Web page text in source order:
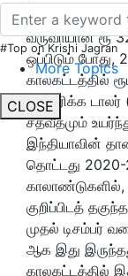
#Top on Krishi Jagran
More Topics
CLOSE
முந்தைய
வருவாயான ரூ
ஒப்பிடும் போது,
காலகட்டத்தில்
அமெரிக்க டாலர்
சதவீதமும்
இந்தியாவின்
தொட்டது
காலாண்டுகளில்,
குறிப்பிடத்
முதல் டிசம்பர்
ஆக இது
காலகட்டத்தில்